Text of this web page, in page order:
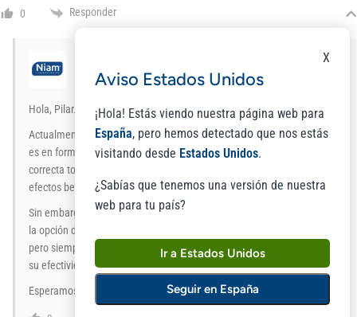
0 Responder
En respuesta aPilar lunes, 19 de mayo de 2025 08:41
Hola, Pilar.
Actualmente, la presentación de nuestro suplemento ClimaFort Sueño
es en formato de cápsulas vegetales, lo que además de garantizar su
correcta toma, asegura la conservación de sus ingredientes y sus
efectos beneficiosos.
Sin embargo, en personas a las que les cueste mucho tragarlas, existe
la opción de abrir la cápsula y disolver el contenido en un vaso de agua,
pero siempre intentando aprovechar todo su contenido para mantener
su efectividad.
Esperamos haberte ayudado. Un saludo 🙂
X
Aviso Estados Unidos
¡Hola! Estás viendo nuestra página web para
España, pero hemos detectado que nos estás
visitando desde Estados Unidos.
¿Sabías que tenemos una versión de nuestra
web para tu país?
Ir a Estados Unidos
Seguir en España